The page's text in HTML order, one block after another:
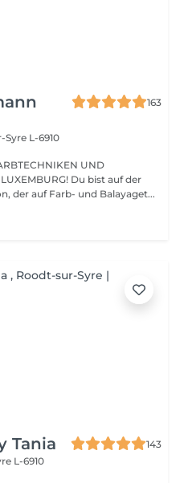
163
L-6910
UND
Du bist auf der
Suche, nach einem Friseursalon, der auf Farb- und Balayaget...
Tania
143
L-6910